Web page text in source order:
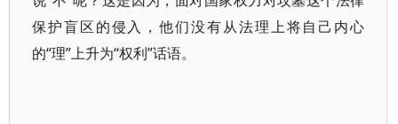
保护盲区的侵入，他们没有从法理上将自己内心
的“理”上升为“权利”话语。